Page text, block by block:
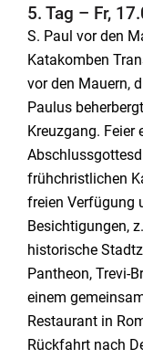
5. Tag – Fr,
S. Paul vor den
Katakomben
vor den Mauern,
Paulus
Kreuzgang. Feier
frühchristlichen
freien Verfügung
Besichtigungen,
historische
Pantheon, Trevi-
einem
Restaurant in
Rückfahrt nach